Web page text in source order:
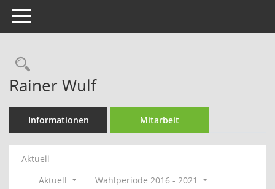
Toggle navigation
Rechercheauswahl
Rainer Wulf
Informationen Mitarbeit
Aktuell
Aktuell
Wahlperiode 2016 - 2021